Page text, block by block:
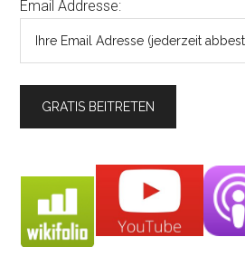
Email Addresse: